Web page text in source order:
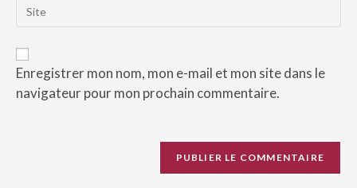
Enregistrer mon nom, mon e-mail et mon site dans le
navigateur pour mon prochain commentaire.